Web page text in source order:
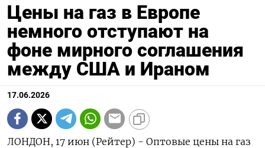
Цены на газ в Европе
немного отступают на
фоне мирного соглашения
между США и Ираном
17.06.2026
ЛОНДОН, 17 июн (Рейтер) - Оптовые цены на газ